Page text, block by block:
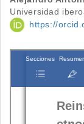
artículo
Universidad
https://